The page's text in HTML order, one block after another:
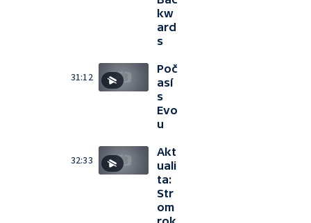
kw
ard
s
31:12
Poč
así
s
Evo
u
32:33
Akt
uali
ta:
Str
om